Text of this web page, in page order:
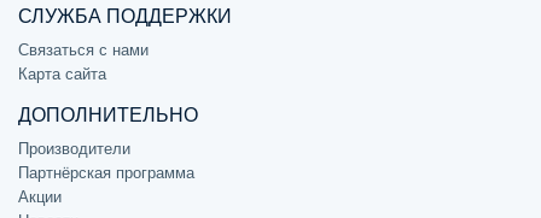
СЛУЖБА ПОДДЕРЖКИ
Связаться с нами
Карта сайта
ДОПОЛНИТЕЛЬНО
Производители
Партнёрская программа
Акции